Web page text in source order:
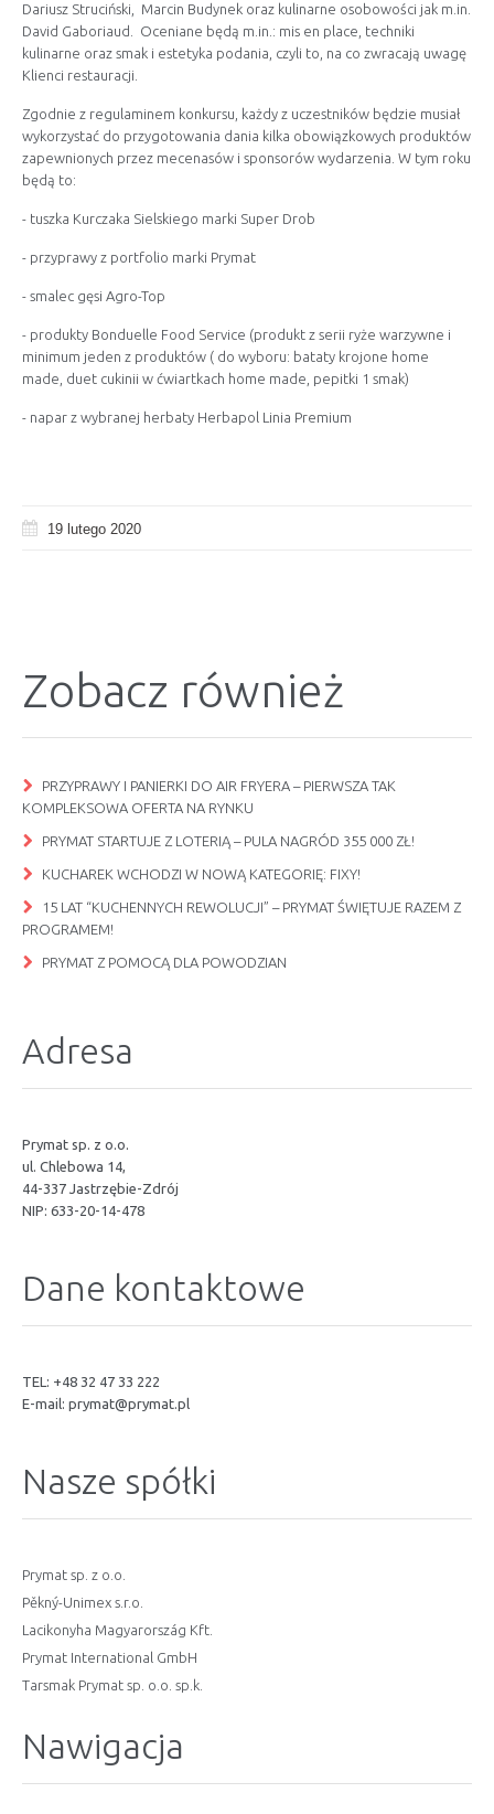
Dariusz Struciński, Marcin Budynek oraz kulinarne osobowości jak m.in.
David Gaboriaud. Oceniane będą m.in.: mis en place, techniki
kulinarne oraz smak i estetyka podania, czyli to, na co zwracają uwagę
Klienci restauracji.
Zgodnie z regulaminem konkursu, każdy z uczestników będzie musiał
wykorzystać do przygotowania dania kilka obowiązkowych produktów
zapewnionych przez mecenasów i sponsorów wydarzenia. W tym roku
będą to:
- tuszka Kurczaka Sielskiego marki Super Drob
- przyprawy z portfolio marki Prymat
- smalec gęsi Agro-Top
- produkty Bonduelle Food Service (produkt z serii ryże warzywne i
minimum jeden z produktów ( do wyboru: bataty krojone home
made, duet cukinii w ćwiartkach home made, pepitki 1 smak)
- napar z wybranej herbaty Herbapol Linia Premium
19 lutego 2020
Zobacz również
PRZYPRAWY I PANIERKI DO AIR FRYERA – PIERWSZA TAK
KOMPLEKSOWA OFERTA NA RYNKU
PRYMAT STARTUJE Z LOTERIĄ – PULA NAGRÓD 355 000 ZŁ!
KUCHAREK WCHODZI W NOWĄ KATEGORIĘ: FIXY!
15 LAT “KUCHENNYCH REWOLUCJI” – PRYMAT ŚWIĘTUJE RAZEM Z
PROGRAMEM!
PRYMAT Z POMOCĄ DLA POWODZIAN
Adresa
Prymat sp. z o.o.
ul. Chlebowa 14,
44-337 Jastrzębie-Zdrój
NIP: 633-20-14-478
Dane kontaktowe
TEL: +48 32 47 33 222
E-mail: prymat@prymat.pl
Nasze spółki
Prymat sp. z o.o.
Pěkný-Unimex s.r.o.
Lacikonyha Magyarország Kft.
Prymat International GmbH
Tarsmak Prymat sp. o.o. sp.k.
Nawigacja